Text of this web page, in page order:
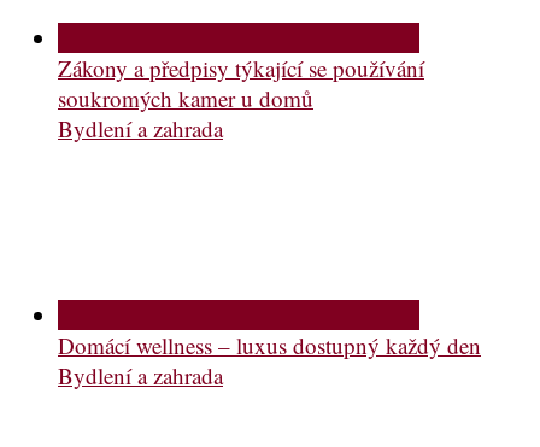
Zákony a předpisy týkající se používání
soukromých kamer u domů
Bydlení a zahrada
Domácí wellness – luxus dostupný každý den
Bydlení a zahrada